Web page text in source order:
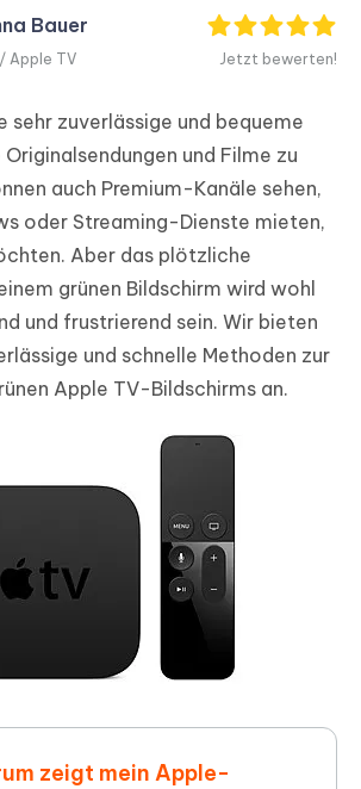
Neu
Bauer
Apple TV Jetzt bewerten!
sehr zuverlässige und bequeme
und Filme zu
auch Premium-Kanäle sehen,
oder Streaming-Dienste mieten,
Aber das plötzliche
grünen Bildschirm wird wohl
und frustrierend sein. Wir bieten
und schnelle Methoden zur
Apple TV-Bildschirms an.
zeigt mein Apple-